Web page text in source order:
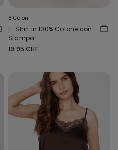
8 Colori
T-Shirt in 100% Cotone con
Stampa
19.95 CHF